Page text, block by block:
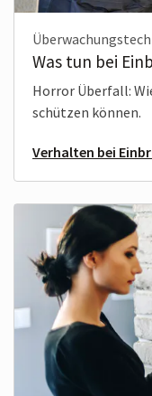
Was tun bei
Horror Überfall:
schützen können.
Verhalten bei